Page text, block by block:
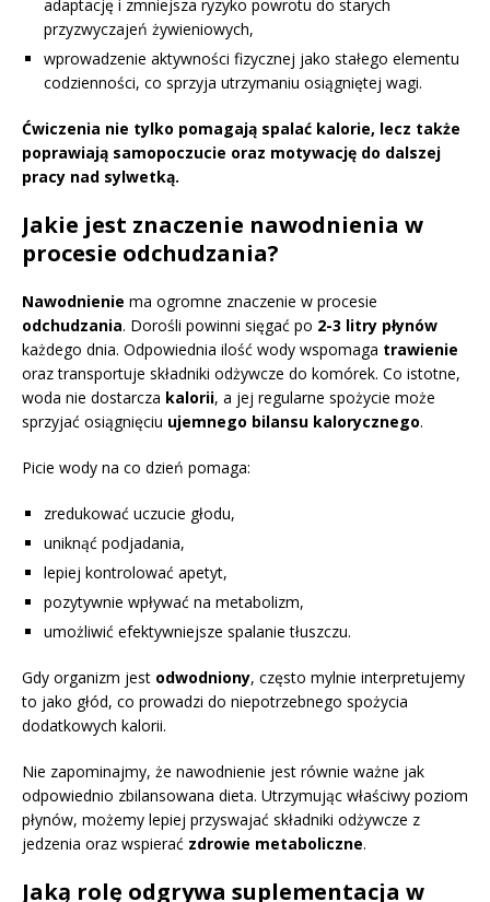
adaptację i zmniejsza ryzyko powrotu do starych
przyzwyczajeń żywieniowych,
wprowadzenie aktywności fizycznej jako stałego elementu
codzienności, co sprzyja utrzymaniu osiągniętej wagi.
Ćwiczenia nie tylko pomagają spalać kalorie, lecz także
poprawiają samopoczucie oraz motywację do dalszej
pracy nad sylwetką.
Jakie jest znaczenie nawodnienia w
procesie odchudzania?
Nawodnienie ma ogromne znaczenie w procesie
odchudzania. Dorośli powinni sięgać po 2-3 litry płynów
każdego dnia. Odpowiednia ilość wody wspomaga trawienie
oraz transportuje składniki odżywcze do komórek. Co istotne,
woda nie dostarcza kalorii, a jej regularne spożycie może
sprzyjać osiągnięciu ujemnego bilansu kalorycznego.
Picie wody na co dzień pomaga:
zredukować uczucie głodu,
uniknąć podjadania,
lepiej kontrolować apetyt,
pozytywnie wpływać na metabolizm,
umożliwić efektywniejsze spalanie tłuszczu.
Gdy organizm jest odwodniony, często mylnie interpretujemy
to jako głód, co prowadzi do niepotrzebnego spożycia
dodatkowych kalorii.
Nie zapominajmy, że nawodnienie jest równie ważne jak
odpowiednio zbilansowana dieta. Utrzymując właściwy poziom
płynów, możemy lepiej przyswajać składniki odżywcze z
jedzenia oraz wspierać zdrowie metaboliczne.
Jaką rolę odgrywa suplementacja w